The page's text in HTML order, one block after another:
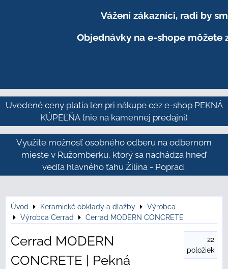
Vážení zákazníci, radi by
Objednávky na e-shope môžete
Uvedené ceny platia len pri nákupe cez e-shop PEKNÁ
KÚPEĽŇA (nie na kamennej predajni)
Využite možnosť osobného odberu na odbernom
mieste v Ružomberku, ktorý sa nachádza hneď
vedľa hlavného ťahu Žilina - Poprad.
Úvod Keramické obklady a dlažby
Výrobca
Výrobca Cerrad
Cerrad MODERN CONCRETE
Cerrad MODERN
CONCRETE | Pekná
22
položiek